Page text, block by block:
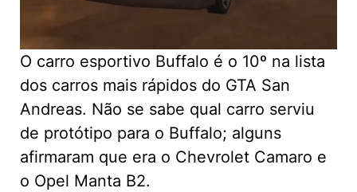
O carro esportivo Buffalo é o 10º na lista
dos carros mais rápidos do GTA San
Andreas. Não se sabe qual carro serviu
de protótipo para o Buffalo; alguns
afirmaram que era o Chevrolet Camaro e
o Opel Manta B2.